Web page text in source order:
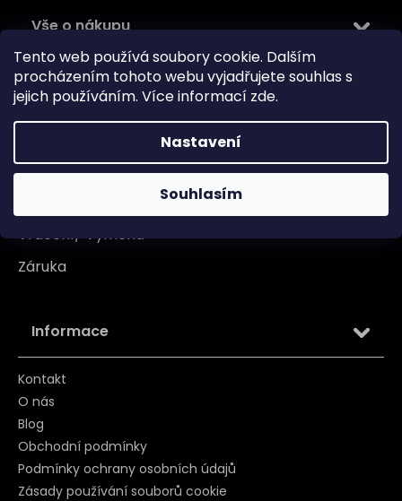
Tento web používá soubory cookie. Dalším
procházením tohoto webu vyjadřujete souhlas s
jejich používáním. Více informací zde.
Nastavení
Souhlasím
Vše o nákupu
Doprava
Garance originality
Reklamace
Vrácení/ Výměna
Záruka
Informace
Kontakt
O nás
Blog
Obchodní podmínky
Podmínky ochrany osobních údajů
Zásady používání souborů cookie